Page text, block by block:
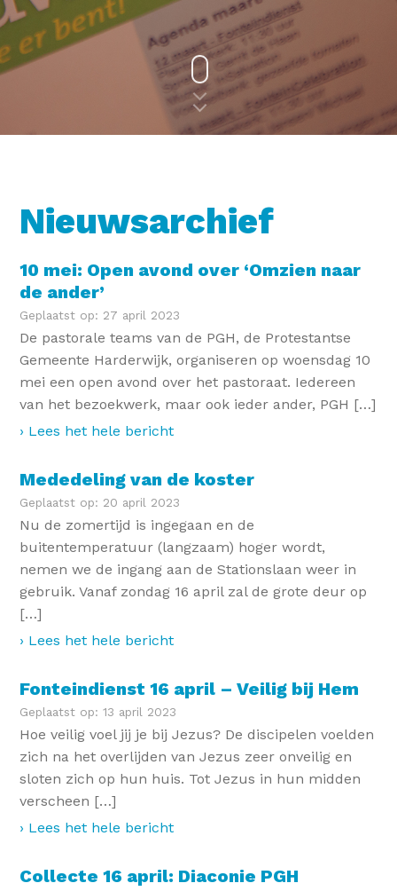
Nieuwsarchief
10 mei: Open avond over ‘Omzien naar
de ander’
Geplaatst op: 27 april 2023
De pastorale teams van de PGH, de Protestantse
Gemeente Harderwijk, organiseren op woensdag 10
mei een open avond over het pastoraat. Iedereen
van het bezoekwerk, maar ook ieder ander, PGH […]
› Lees het hele bericht
Mededeling van de koster
Geplaatst op: 20 april 2023
Nu de zomertijd is ingegaan en de
buitentemperatuur (langzaam) hoger wordt,
nemen we de ingang aan de Stationslaan weer in
gebruik. Vanaf zondag 16 april zal de grote deur op
[…]
› Lees het hele bericht
Fonteindienst 16 april – Veilig bij Hem
Geplaatst op: 13 april 2023
Hoe veilig voel jij je bij Jezus? De discipelen voelden
zich na het overlijden van Jezus zeer onveilig en
sloten zich op hun huis. Tot Jezus in hun midden
verscheen […]
› Lees het hele bericht
Collecte 16 april: Diaconie PGH